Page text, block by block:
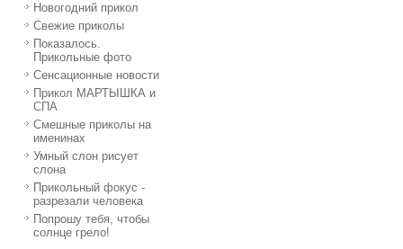
Новогодний прикол
Свежие приколы
Показалось.
Прикольные фото
Сенсационные новости
Прикол МАРТЫШКА и
СПА
Смешные приколы на
именинах
Умный слон рисует
слона
Прикольный фокус -
разрезали человека
Попрошу тебя, чтобы
солнце грело!